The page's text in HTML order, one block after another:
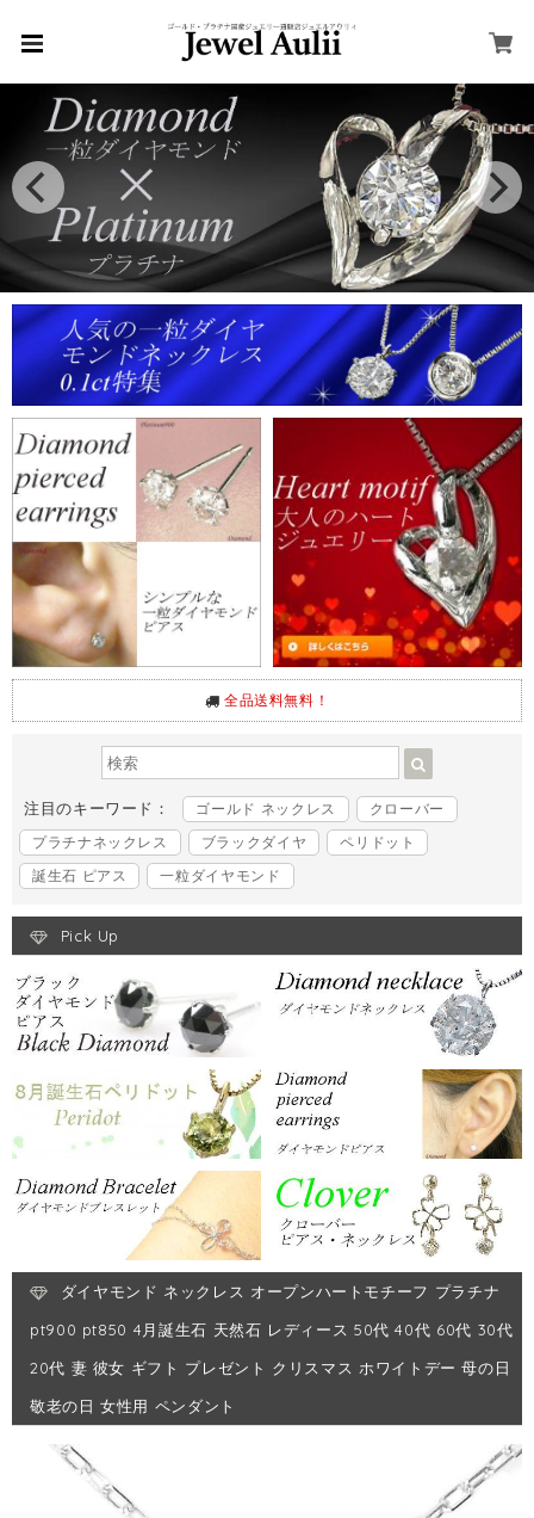
全品送料無料！
注目のキーワード： ゴールド ネックレス
クローバー
プラチナネックレス
ブラックダイヤ
ペリドット
誕生石 ピアス
一粒ダイヤモンド
Pick Up
ダイヤモンド ネックレス オープンハートモチーフ プラチナ
pt900 pt850 4月誕生石 天然石 レディース 50代 40代 60代 30代
20代 妻 彼女 ギフト プレゼント クリスマス ホワイトデー 母の日
敬老の日 女性用 ペンダント